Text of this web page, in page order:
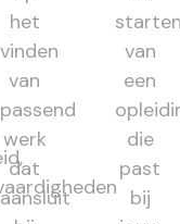
het
vinden
van
passend
werk
dat
aansluit
starten
van
een
die
past
bij